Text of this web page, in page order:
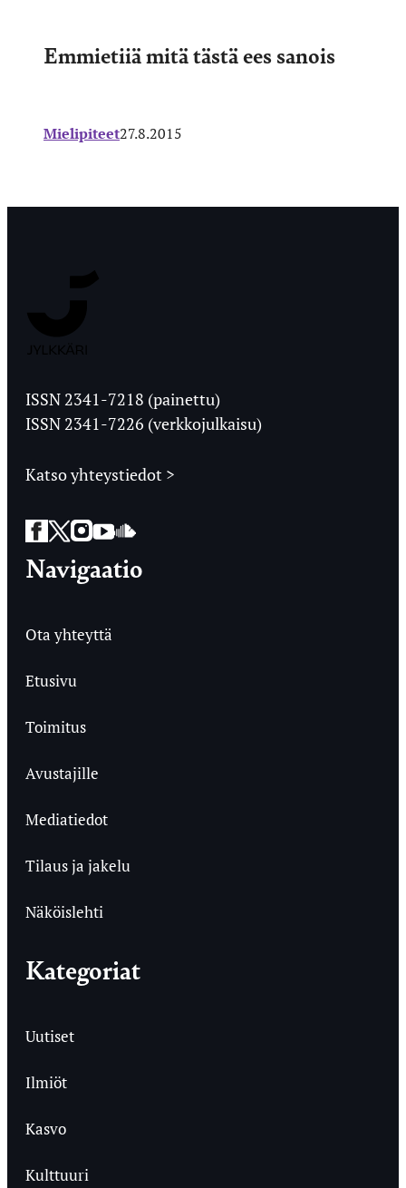
Emmietiiä mitä tästä ees sanois
Mielipiteet27.8.2015
Ylioppilaslehti
ISSN 2341-7218 (painettu)
ISSN 2341-7226 (verkkojulkaisu)
Katso yhteystiedot >
Facebook
Twitter
Instagram
YouTube
SoundCloud
Navigaatio
Ota yhteyttä
Etusivu
Toimitus
Avustajille
Mediatiedot
Tilaus ja jakelu
Näköislehti
Kategoriat
Uutiset
Ilmiöt
Kasvo
Kulttuuri